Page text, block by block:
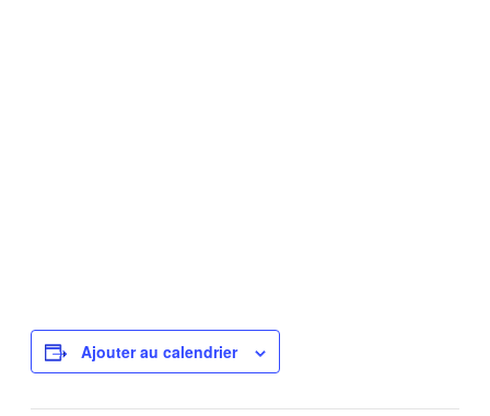
Ajouter au calendrier